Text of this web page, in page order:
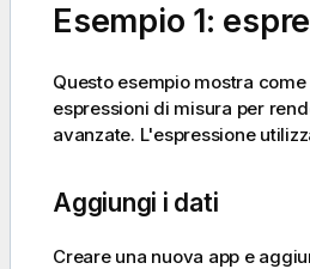
Esempio 1:
Questo esempio mostra
espressioni di misura per
avanzate. L'espressione
Aggiungi i dati
Creare una nuova app e